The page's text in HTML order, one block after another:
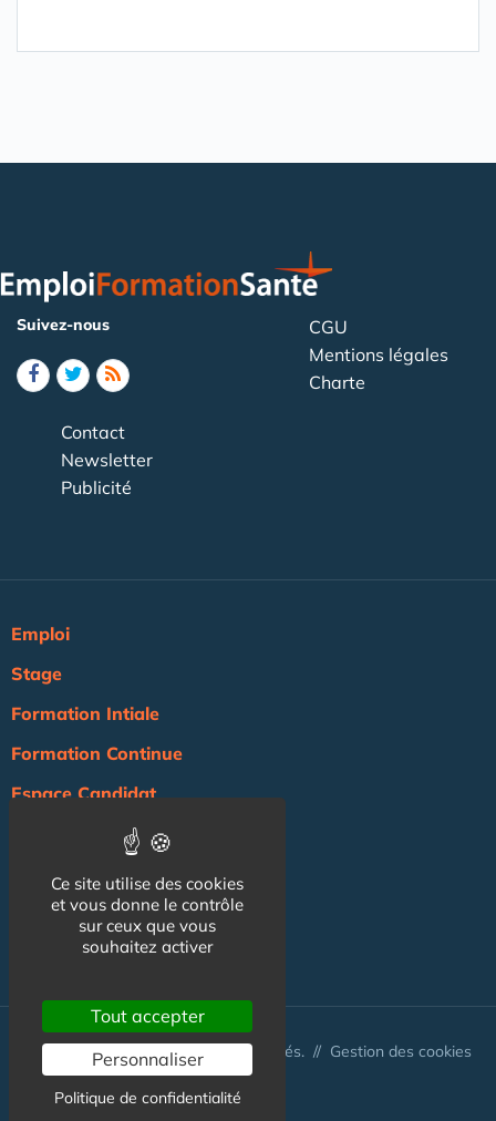
Suivez-nous
CGU
Mentions légales
Charte
Contact
Newsletter
Publicité
Emploi
Stage
Formation Intiale
Formation Continue
Espace Candidat
Espace Recruteur
Actualité
Agenda
NOS AUTRES SITES :
© Australis 2026 - Tous droits réservés. // Gestion des cookies
Ce site utilise des cookies
et vous donne le contrôle
sur ceux que vous
souhaitez activer
Tout accepter
Personnaliser
Politique de confidentialité